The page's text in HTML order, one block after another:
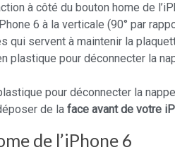
à côté du bouton home de
6 à la verticale (90° par
qui servent à maintenir la
plastique pour déconnecter la
pour déconnecter la
de la face avant de votre
de l’iPhone 6